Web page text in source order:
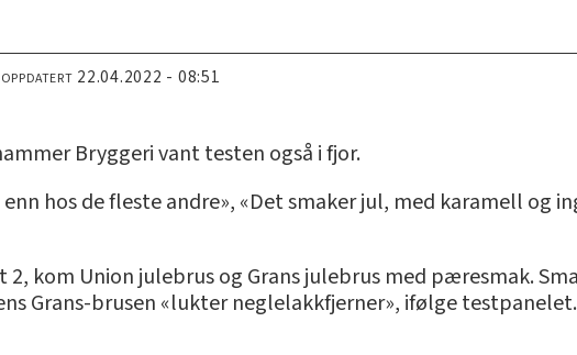
22.04.2022 - 08:51
Bryggeri vant testen også i fjor.
hos de fleste andre», «Det smaker jul, med karamell og
kom Union julebrus og Grans julebrus med pæresmak.
Grans-brusen «lukter neglelakkfjerner», ifølge testpanelet.